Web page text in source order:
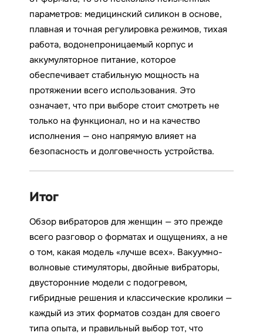
параметров: медицинский силикон в основе,
плавная и точная регулировка режимов, тихая
работа, водонепроницаемый корпус и
аккумуляторное питание, которое
обеспечивает стабильную мощность на
протяжении всего использования. Это
означает, что при выборе стоит смотреть не
только на функционал, но и на качество
исполнения — оно напрямую влияет на
безопасность и долговечность устройства.
Итог
Обзор вибраторов для женщин — это прежде
всего разговор о форматах и ощущениях, а не
о том, какая модель «лучше всех». Вакуумно-
волновые стимуляторы, двойные вибраторы,
двусторонние модели с подогревом,
гибридные решения и классические кролики —
каждый из этих форматов создан для своего
типа опыта, и правильный выбор тот, что